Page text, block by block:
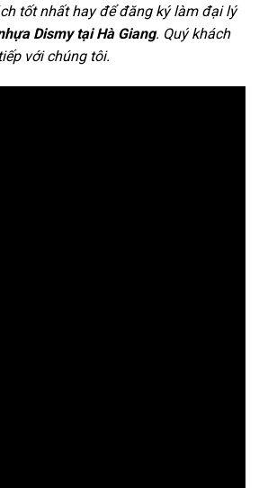
tốt nhất hay để đăng ký làm đại lý
Dismy tại Hà Giang. Quý khách
với chúng tôi.